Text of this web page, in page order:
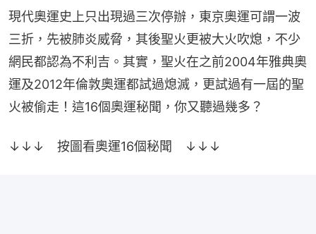
現代奧運史上只出現過三次停辦，東京奧運可謂一波
三折，先被肺炎威脅，其後聖火更被大火吹熄，不少
網民都認為不利吉。其實，聖火在之前2004年雅典奧
運及2012年倫敦奧運都試過熄滅，更試過有一屆的聖
火被偷走！這16個奧運秘聞，你又聽過幾多？
↓↓↓　按圖看奧運16個秘聞　↓↓↓